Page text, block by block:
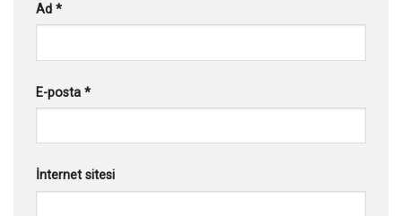
Ad *
E-posta *
İnternet sitesi